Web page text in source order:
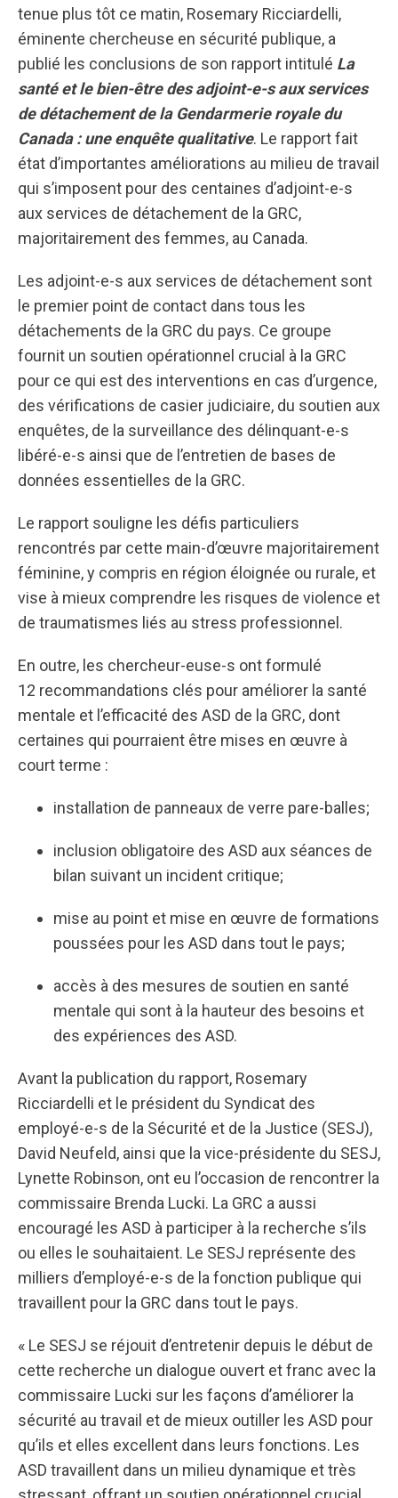
tenue plus tôt ce matin, Rosemary Ricciardelli,
éminente chercheuse en sécurité publique, a
publié les conclusions de son rapport intitulé La
santé et le bien-être des adjoint-e-s aux services
de détachement de la Gendarmerie royale du
Canada : une enquête qualitative. Le rapport fait
état d’importantes améliorations au milieu de travail
qui s’imposent pour des centaines d’adjoint-e-s
aux services de détachement de la GRC,
majoritairement des femmes, au Canada.
Les adjoint-e-s aux services de détachement sont
le premier point de contact dans tous les
détachements de la GRC du pays. Ce groupe
fournit un soutien opérationnel crucial à la GRC
pour ce qui est des interventions en cas d’urgence,
des vérifications de casier judiciaire, du soutien aux
enquêtes, de la surveillance des délinquant-e-s
libéré-e-s ainsi que de l’entretien de bases de
données essentielles de la GRC.
Le rapport souligne les défis particuliers
rencontrés par cette main-d’œuvre majoritairement
féminine, y compris en région éloignée ou rurale, et
vise à mieux comprendre les risques de violence et
de traumatismes liés au stress professionnel.
En outre, les chercheur-euse-s ont formulé
12 recommandations clés pour améliorer la santé
mentale et l’efficacité des ASD de la GRC, dont
certaines qui pourraient être mises en œuvre à
court terme :
installation de panneaux de verre pare-balles;
inclusion obligatoire des ASD aux séances de
bilan suivant un incident critique;
mise au point et mise en œuvre de formations
poussées pour les ASD dans tout le pays;
accès à des mesures de soutien en santé
mentale qui sont à la hauteur des besoins et
des expériences des ASD.
Avant la publication du rapport, Rosemary
Ricciardelli et le président du Syndicat des
employé-e-s de la Sécurité et de la Justice (SESJ),
David Neufeld, ainsi que la vice-présidente du SESJ,
Lynette Robinson, ont eu l’occasion de rencontrer la
commissaire Brenda Lucki. La GRC a aussi
encouragé les ASD à participer à la recherche s’ils
ou elles le souhaitaient. Le SESJ représente des
milliers d’employé-e-s de la fonction publique qui
travaillent pour la GRC dans tout le pays.
« Le SESJ se réjouit d’entretenir depuis le début de
cette recherche un dialogue ouvert et franc avec la
commissaire Lucki sur les façons d’améliorer la
sécurité au travail et de mieux outiller les ASD pour
qu’ils et elles excellent dans leurs fonctions. Les
ASD travaillent dans un milieu dynamique et très